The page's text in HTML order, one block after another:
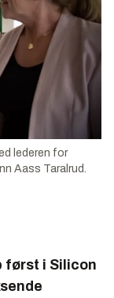
lederen for
Aass Taralrud.
først i Silicon